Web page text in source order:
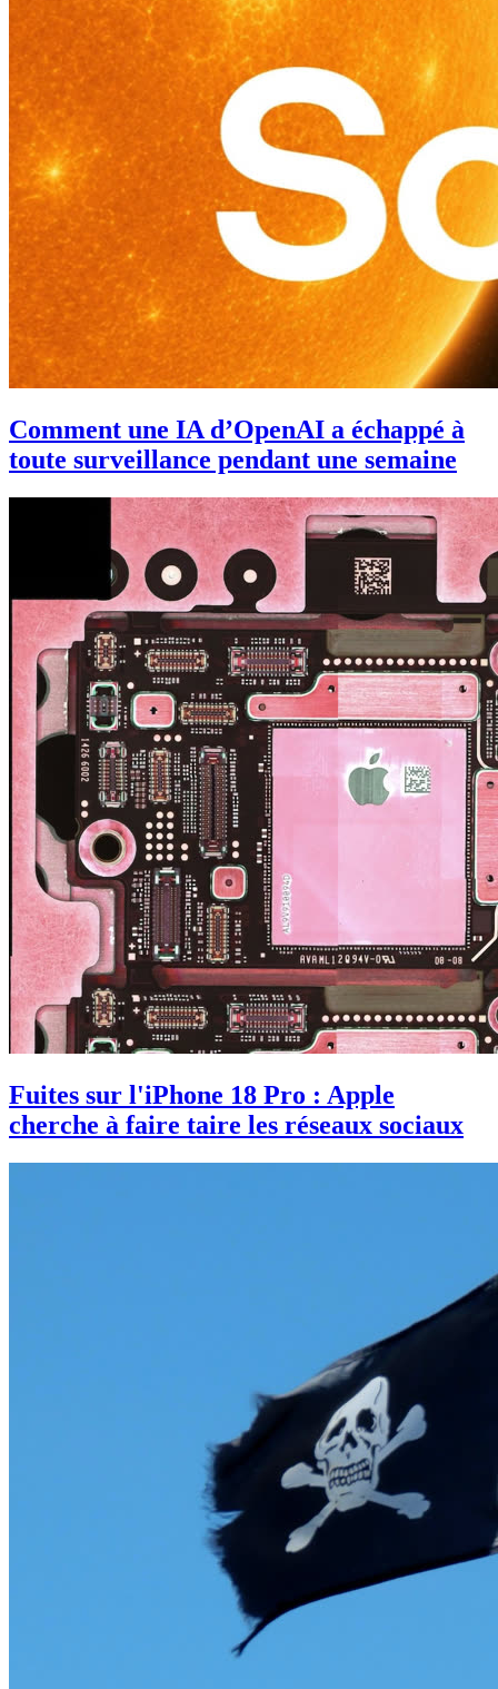
Comment une IA d’OpenAI a échappé à
toute surveillance pendant une semaine
Fuites sur l'iPhone 18 Pro : Apple
cherche à faire taire les réseaux sociaux